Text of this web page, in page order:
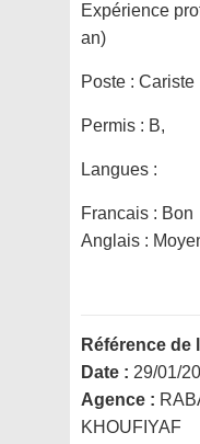
Expérience
an)
Poste : Cariste
Permis : B,
Langues :
Francais : Bon
Anglais :
Référence de
Date : 29/01/
Agence :
KHOUFIYAF